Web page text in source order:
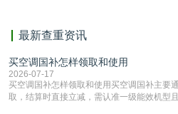
最新查重资讯
买空调国补怎样领取和使用
2026-07-17
买空调国补怎样领取和使用买空调国补主要
取，结算时直接立减‌，需认准一级能效机型